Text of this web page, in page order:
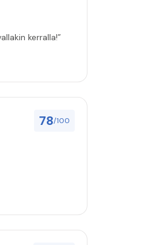
seuraavallakin kerralla!”
78/100